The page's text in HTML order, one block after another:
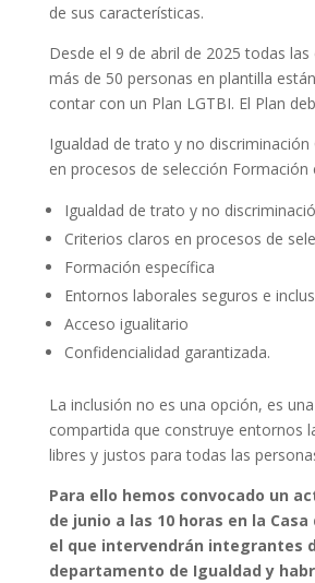
de sus características.
Desde el 9 de abril de 2025 todas
más de 50 personas en plantilla
contar con un Plan LGTBI. El Plan
Igualdad de trato y no discriminación
en procesos de selección Formación
Igualdad de trato y no
Criterios claros en procesos de
Formación específica
Entornos laborales seguros e
Acceso igualitario
Confidencialidad garantizada.
La inclusión no es una opción, es
compartida que construye entornos
libres y justos para todas las
Para ello hemos convocado un
de junio a las 10 horas en la
el que intervendrán integrantes
departamento de Igualdad y